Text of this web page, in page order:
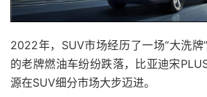
2022年，SUV市场经历了一场“大洗牌
的老牌燃油车纷纷跌落，比亚迪宋
源在SUV细分市场大步迈进。